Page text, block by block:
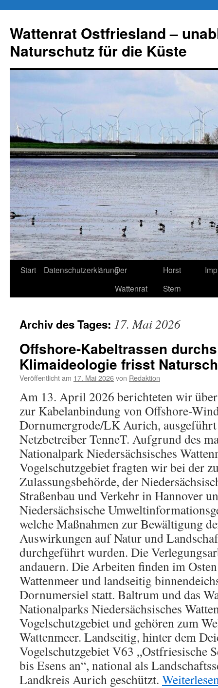
springen
Wattenrat Ostfriesland –
Naturschutz für die Küste
Start DatenschutzerklärungDer
Wattenrat
Horst
Stern
Archiv des Tages: 17. Mai 2026
Offshore-Kabeltrassen
Klimaideologie frisst
Veröffentlicht am 17. Mai 2026von Redaktion
Am 13. April 2026 berichteten wir
zur Kabelanbindung von Offshore-
Dornumergrode/LK Aurich,
Netzbetreiber TenneT. Aufgrund des
Nationalpark Niedersächsisches
Vogelschutzgebiet fragten wir bei der
Zulassungsbehörde, der
Straßenbau und Verkehr in Hannover
Niedersächsische
welche Maßnahmen zur Bewältigung
Auswirkungen auf Natur und
durchgeführt wurden. Die
andauern. Die Arbeiten finden im
Wattenmeer und landseitig
Dornumersiel statt. Baltrum und das
Nationalparks Niedersächsisches
Vogelschutzgebiet und gehören zum
Wattenmeer. Landseitig, hinter dem
Vogelschutzgebiet V63 „Ostfriesische
bis Esens an“, national als
Landkreis Aurich geschützt.